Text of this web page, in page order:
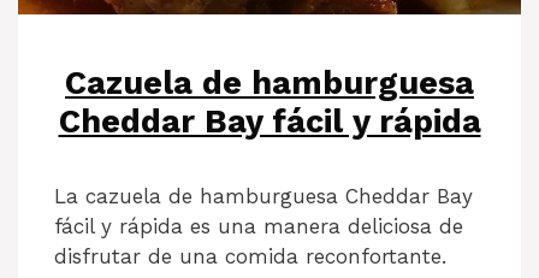
Cazuela de hamburguesa
Cheddar Bay fácil y rápida
La cazuela de hamburguesa Cheddar Bay
fácil y rápida es una manera deliciosa de
disfrutar de una comida reconfortante.